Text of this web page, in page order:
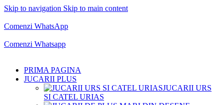
Skip to navigation Skip to main content
Comenzi WhatsApp
Comenzi Whatsapp
PRIMA PAGINA
JUCARII PLUS
JUCARII URS
SI CATEL URIAS